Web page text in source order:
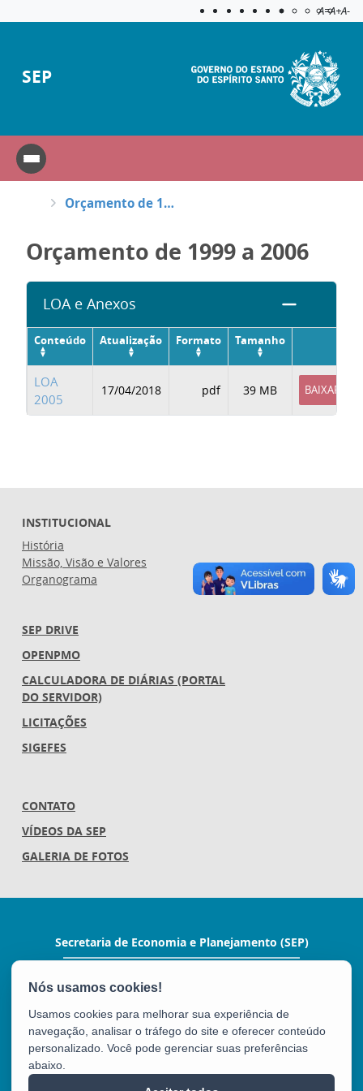
Aplicar
A=A+A-
SEP
Orçamento de 1999 a 2006
Orçamento de 1999 a 2006
LOA e Anexos
Conteúdo Atualização Formato Tamanho
LOA
2005
17/04/2018 pdf 39 MB BAIXAR
INSTITUCIONAL
História
Missão, Visão e Valores
Organograma
SEP DRIVE
OPENPMO
CALCULADORA DE DIÁRIAS (PORTAL
DO SERVIDOR)
LICITAÇÕES
SIGEFES
CONTATO
VÍDEOS DA SEP
GALERIA DE FOTOS
Secretaria de Economia e Planejamento (SEP)
andar - Barro Vermelho
Tel.: 3636-4253 / 3636-4251
E-mail:gabinete@planejamento.es.gov.br
Usamos cookies para melhorar sua experiência de
navegação, analisar o tráfego do site e oferecer conteúdo
personalizado. Você pode gerenciar suas preferências
abaixo.